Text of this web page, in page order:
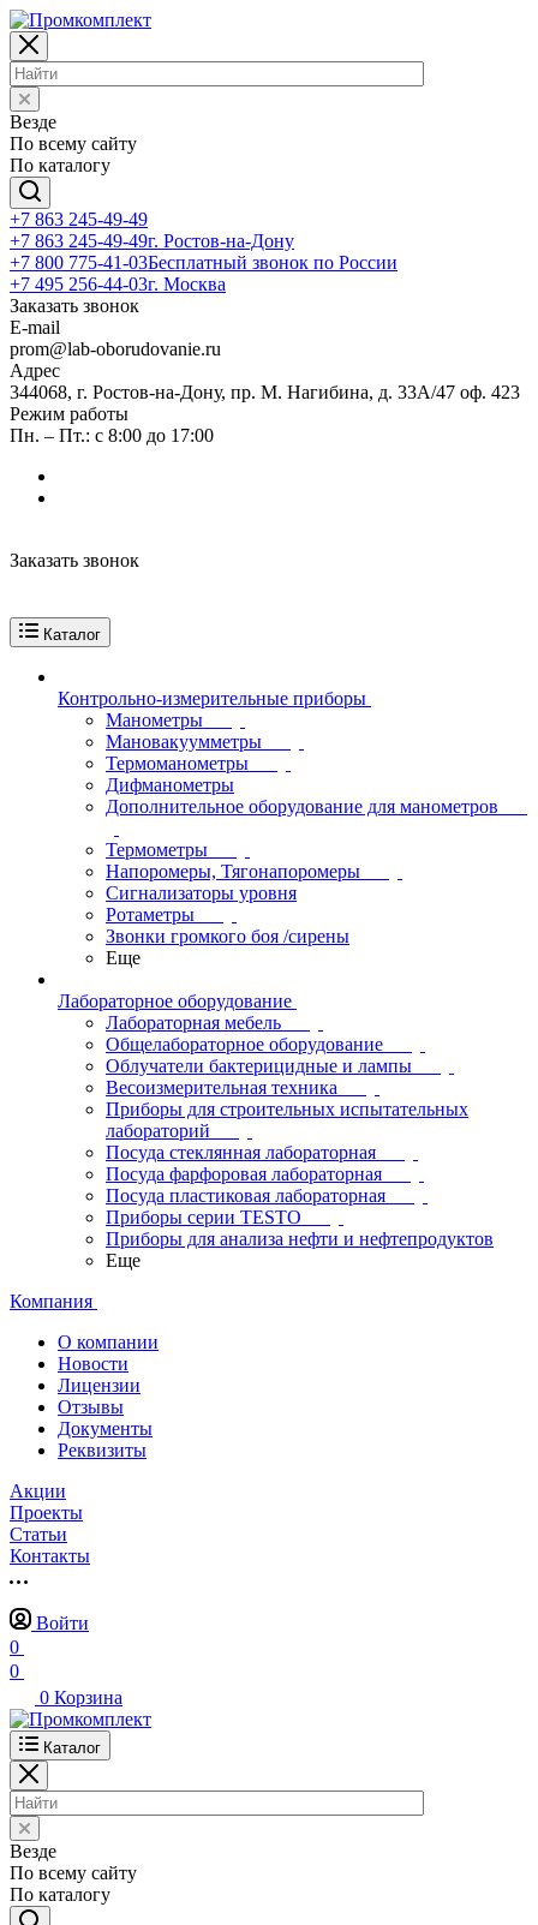
Везде
По всему сайту
По каталогу
+7 863 245-49-49
+7 863 245-49-49г. Ростов-на-Дону
+7 800 775-41-03Бесплатный звонок по России
+7 495 256-44-03г. Москва
Заказать звонок
E-mail
prom@lab-oborudovanie.ru
Адрес
344068, г. Ростов-на-Дону, пр. М. Нагибина, д. 33А/47 оф. 423
Режим работы
Пн. – Пт.: с 8:00 до 17:00
Заказать звонок
Каталог
Контрольно-измерительные приборы
Манометры
Мановакуумметры
Термоманометры
Дифманометры
Дополнительное оборудование для манометров
Термометры
Напоромеры, Тягонапоромеры
Сигнализаторы уровня
Ротаметры
Звонки громкого боя /сирены
Еще
Лабораторное оборудование
Лабораторная мебель
Общелабораторное оборудование
Облучатели бактерицидные и лампы
Весоизмерительная техника
Приборы для строительных испытательных
лабораторий
Посуда стеклянная лабораторная
Посуда фарфоровая лабораторная
Посуда пластиковая лабораторная
Приборы серии TESTO
Приборы для анализа нефти и нефтепродуктов
Еще
Компания
О компании
Новости
Лицензии
Отзывы
Документы
Реквизиты
Акции
Проекты
Статьи
Контакты
Войти
0
0
0 Корзина
Каталог
Везде
По всему сайту
По каталогу